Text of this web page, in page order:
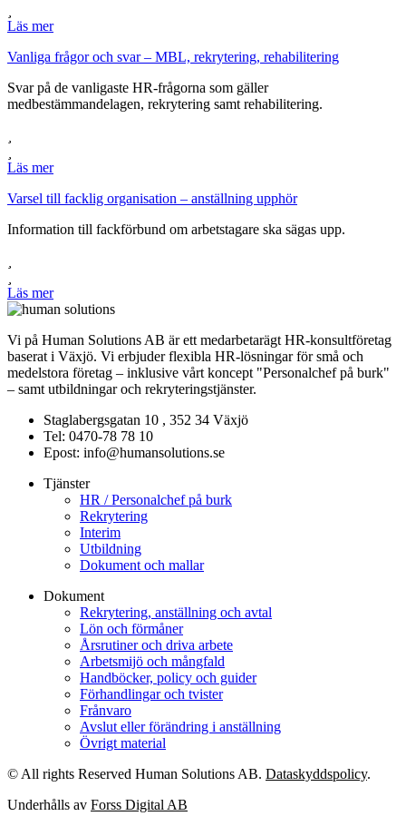
Läs mer
Vanliga frågor och svar – MBL, rekrytering, rehabilitering
Svar på de vanligaste HR-frågorna som gäller
medbestämmandelagen, rekrytering samt rehabilitering.
Läs mer
Varsel till facklig organisation – anställning upphör
Information till fackförbund om arbetstagare ska sägas upp.
Läs mer
Vi på Human Solutions AB är ett medarbetarägt HR-konsultföretag
baserat i Växjö. Vi erbjuder flexibla HR-lösningar för små och
medelstora företag – inklusive vårt koncept "Personalchef på burk"
– samt utbildningar och rekryteringstjänster.
Staglabergsgatan 10 , 352 34 Växjö
Tel: 0470-78 78 10
Epost: info@humansolutions.se
Tjänster
HR / Personalchef på burk
Rekrytering
Interim
Utbildning
Dokument och mallar
Dokument
Rekrytering, anställning och avtal
Lön och förmåner
Årsrutiner och driva arbete
Arbetsmijö och mångfald
Handböcker, policy och guider
Förhandlingar och tvister
Frånvaro
Avslut eller förändring i anställning
Övrigt material
© All rights Reserved Human Solutions AB. Dataskyddspolicy.
Underhålls av Forss Digital AB